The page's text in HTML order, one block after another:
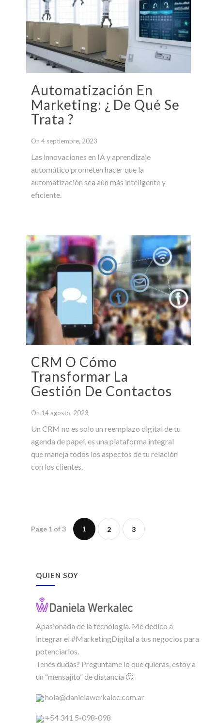
Automatización En
Marketing: ¿ De Qué Se
Trata ?
On 4 septiembre, 2023
Las innovaciones en IA y aprendizaje
automático prometen hacer que la
automatización sea aún más inteligente y
eficiente.
CRM O Cómo
Transformar La
Gestión De Contactos
On 14 agosto, 2023
Un CRM no es solo un reemplazo digital de tu
agenda de papel, es una plataforma integral
que maneja todos los aspectos de tu relación
con los clientes.
Page 1 of 3 1 2 3
QUIEN SOY
Apasionada de la tecnología. Me dedico a
integrar el #MarketingDigital a tus negocios para
potenciarlos.
Tenés dudas? Preguntame lo que quieras, estoy a
un “mensajito” de distancia 🙂
hola@danielawerkalec.com.ar
+54 341 5-098-098